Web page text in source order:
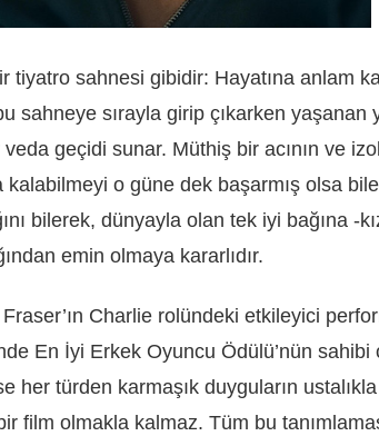
tiyatro sahnesi gibidir: Hayatına anlam
sahneye sırayla girip çıkarken
geçidi sunar. Müthiş bir acının ve
kalabilmeyi o güne dek başarmış olsa
bilerek, dünyayla olan tek iyi bağına -
emin olmaya kararlıdır.
Charlie rolündeki etkileyici
En İyi Erkek Oyuncu Ödülü’nün sahibi
her türden karmaşık duyguların
film olmakla kalmaz. Tüm bu